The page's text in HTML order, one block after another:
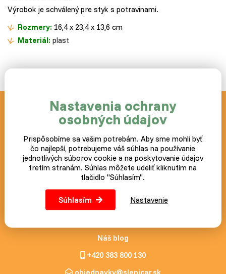
Výrobok je schválený pre styk s potravinami.
Rozmery: 16,4 x 23,4 x 13,6 cm
Materiál: plast
Novinky a akcie zasielame
zdarma
Postup ako prípadne zrušiť odber noviniek nájdete v každom
zaslanom e-mailu.
Náš blog
+420 383 800 130
Nastavenia ochrany
osobných údajov
Prispôsobíme sa vašim potrebám. Aby sme mohli byť
čo najlepší, potrebujeme váš súhlas na používanie
jednotlivých súborov cookie a na poskytovanie údajov
tretím stranám. Súhlas môžete udeliť kliknutím na
tlačidlo "Súhlasím".
Súhlasím Nastavenie